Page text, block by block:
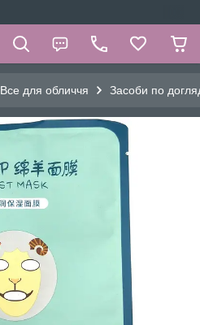
Все для обличчя Засоби по